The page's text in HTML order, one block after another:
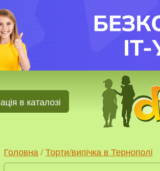
в каталозі
Головна /Торти/випічка в Тернополі